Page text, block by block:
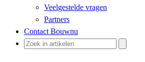
Veelgestelde vragen
Partners
Contact Bouwnu